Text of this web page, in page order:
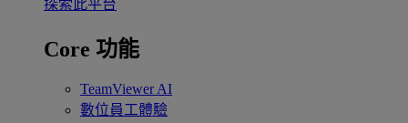
探索此平台
Core 功能
TeamViewer AI
數位員工體驗